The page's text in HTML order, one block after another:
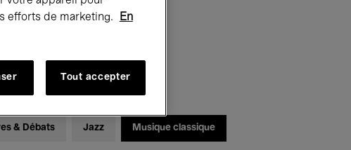
& Débats Jazz Musique classique
efforts de marketing.
En
Tout accepter